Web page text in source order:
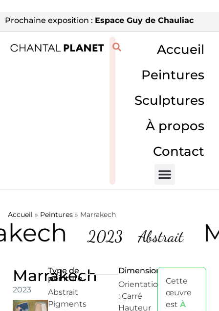
Prochaine exposition : Espace Guy de Chauliac
Accueil
Peintures
Sculptures
À propos
Contact
Accueil » Peintures » Marrakech
2023 Abstrait
Marrakech
2023
Type de
peinture
Abstrait
Pigments
Dimensions
Orientation
: Carré
Hauteur
Cette
œuvre
estÀ